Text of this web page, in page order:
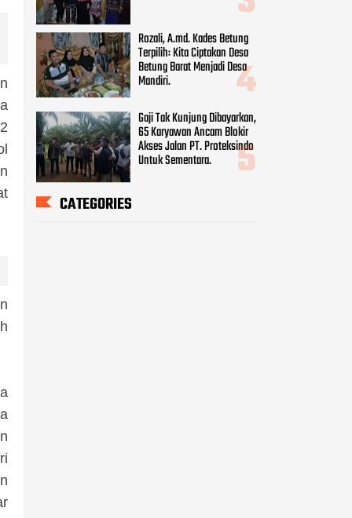
Rozali, A.md. Kades Betung
Terpilih: Kita Ciptakan Desa
Betung Barat Menjadi Desa
Mandiri.
Gaji Tak Kunjung Dibayarkan,
65 Karyawan Ancam Blokir
Akses Jalan PT. Proteksindo
Untuk Sementara.
CATEGORIES